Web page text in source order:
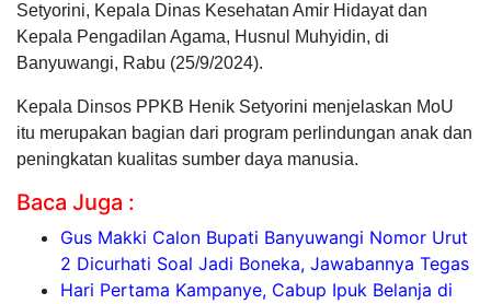
Setyorini, Kepala Dinas Kesehatan Amir Hidayat dan
Kepala Pengadilan Agama, Husnul Muhyidin, di
Banyuwangi, Rabu (25/9/2024).
Kepala Dinsos PPKB Henik Setyorini menjelaskan MoU
itu merupakan bagian dari program perlindungan anak dan
peningkatan kualitas sumber daya manusia.
Baca Juga :
Gus Makki Calon Bupati Banyuwangi Nomor Urut
2 Dicurhati Soal Jadi Boneka, Jawabannya Tegas
Hari Pertama Kampanye, Cabup Ipuk Belanja di